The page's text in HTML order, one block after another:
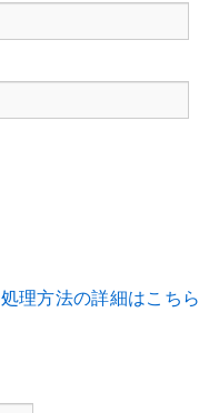
理方法の詳細はこちら